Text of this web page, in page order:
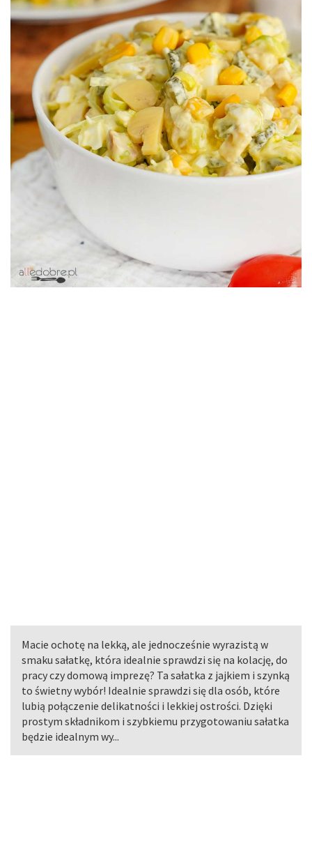
Macie ochotę na lekką, ale jednocześnie wyrazistą w
smaku sałatkę, która idealnie sprawdzi się na kolację, do
pracy czy domową imprezę? Ta sałatka z jajkiem i szynką
to świetny wybór! Idealnie sprawdzi się dla osób, które
lubią połączenie delikatności i lekkiej ostrości. Dzięki
prostym składnikom i szybkiemu przygotowaniu sałatka
będzie idealnym wy...